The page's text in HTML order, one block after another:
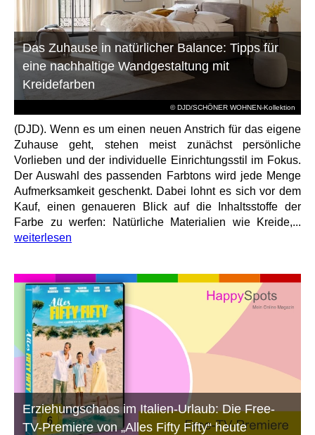
© DJD/SCHÖNER WOHNEN-Kollektion
Das Zuhause in natürlicher Balance: Tipps für
eine nachhaltige Wandgestaltung mit
Kreidefarben
(DJD). Wenn es um einen neuen Anstrich für das eigene
Zuhause geht, stehen meist zunächst persönliche
Vorlieben und der individuelle Einrichtungsstil im Fokus.
Der Auswahl des passenden Farbtons wird jede Menge
Aufmerksamkeit geschenkt. Dabei lohnt es sich vor dem
Kauf, einen genaueren Blick auf die Inhaltsstoffe der
Farbe zu werfen: Natürliche Materialien wie Kreide,...
weiterlesen
Erziehungschaos im Italien-Urlaub: Die Free-
TV-Premiere von „Alles Fifty Fifty“ heute